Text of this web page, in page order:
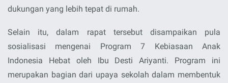
dukungan yang lebih tepat di rumah.
Selain itu, dalam rapat tersebut disampaikan pula
sosialisasi mengenai Program 7 Kebiasaan Anak
Indonesia Hebatoleh Ibu Desti Ariyanti. Program ini
merupakan bagian dari upaya sekolah dalam membentuk